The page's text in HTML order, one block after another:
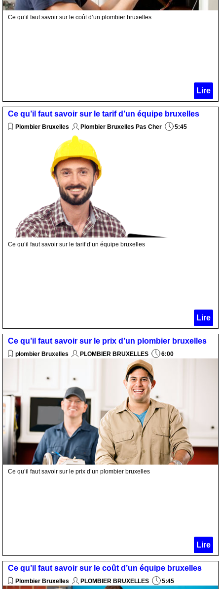
Ce qu’il faut savoir sur le coût d’un plombier bruxelles
Lire
Ce qu’il faut savoir sur le tarif d’un équipe bruxelles
Plombier Bruxelles Plombier Bruxelles Pas Cher 5:45
Ce qu’il faut savoir sur le tarif d’un équipe bruxelles
Lire
Ce qu’il faut savoir sur le prix d’un plombier bruxelles
plombier Bruxelles PLOMBIER BRUXELLES 6:00
Ce qu’il faut savoir sur le prix d’un plombier bruxelles
Lire
Ce qu’il faut savoir sur le coût d’un équipe bruxelles
Plombier Bruxelles PLOMBIER BRUXELLES 5:45